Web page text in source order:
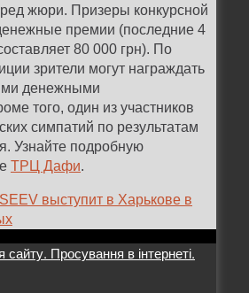
жюри. Призеры конкурсной
премии (последние 4
80 000 грн). По
зрители могут награждать
денежными
того, один из участников
симпатий по результатам
Узнайте подробную
ТРЦ Дафи.
выступит в Харькове в
сайту. Просування в інтернеті.